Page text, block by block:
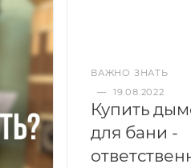
ВАЖНО ЗНАТЬ
— 19.08.2022
Купить
для бани -